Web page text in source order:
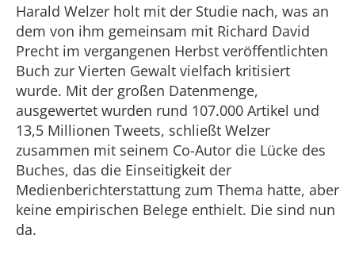
Harald Welzer holt mit der Studie nach, was an
dem von ihm gemeinsam mit Richard David
Precht im vergangenen Herbst veröffentlichten
Buch zur Vierten Gewalt vielfach kritisiert
wurde. Mit der großen Datenmenge,
ausgewertet wurden rund 107.000 Artikel und
13,5 Millionen Tweets, schließt Welzer
zusammen mit seinem Co-Autor die Lücke des
Buches, das die Einseitigkeit der
Medienberichterstattung zum Thema hatte, aber
keine empirischen Belege enthielt. Die sind nun
da.